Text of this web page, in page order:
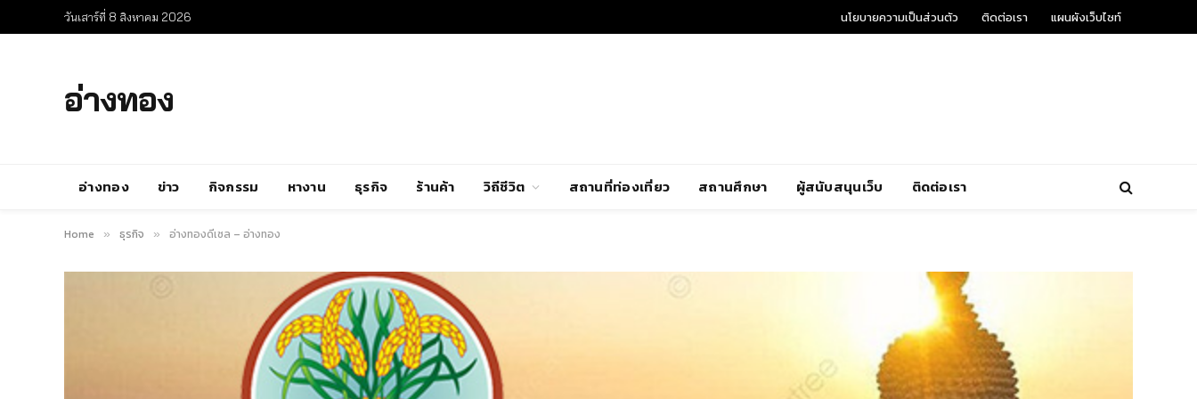
วันเสาร์ที่ 8 สิงหาคม 2026 นโยบายความเป็นส่วนตัว ติดต่อเรา แผนผังเว็บไซท์
อ่างทอง
อ่างทอง ข่าว กิจกรรม หางาน ธุรกิจ ร้านค้า วิถีชีวิต สถานที่ท่องเที่ยว สถานศึกษา ผู้สนับสนุนเว็บ ติดต่อเรา
Home » ธุรกิจ » อ่างทองดีเซล – อ่างทอง